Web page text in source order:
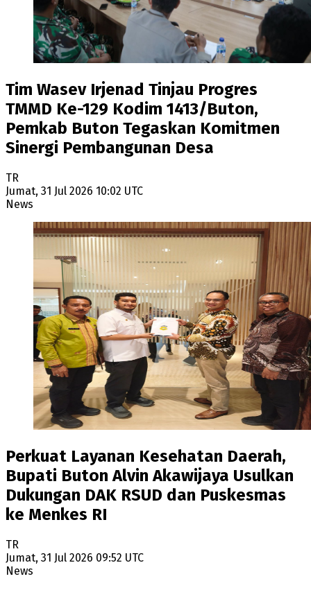
Tim Wasev Irjenad Tinjau Progres
TMMD Ke-129 Kodim 1413/Buton,
Pemkab Buton Tegaskan Komitmen
Sinergi Pembangunan Desa
TR
Jumat, 31 Jul 2026 10:02 UTC
News
Perkuat Layanan Kesehatan Daerah,
Bupati Buton Alvin Akawijaya Usulkan
Dukungan DAK RSUD dan Puskesmas
ke Menkes RI
TR
Jumat, 31 Jul 2026 09:52 UTC
News